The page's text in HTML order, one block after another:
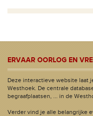
ERVAAR OORLOG EN
Deze interactieve website laat
Westhoek. De centrale
begraafplaatsen, ... in de
Verder vind je alle belangrijke